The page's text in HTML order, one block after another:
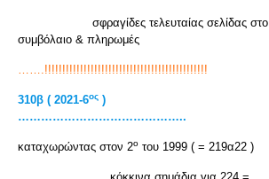
σφραγίδες τελευταίας σελίδας στο
συμβόλαιο & πληρωμές
…….!!!!!!!!!!!!!!!!!!!!!!!!!!!!!!!!!!!!!!!!!!!!!!
310β ( 2021-6ος )
……………………………………..
καταχωρώντας στον 2ο του 1999 ( = 219α22 )